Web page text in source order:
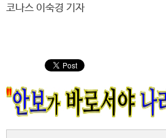
코나스 이숙경 기자